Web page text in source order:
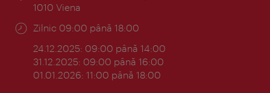
1010 Viena
Program:
Zilnic 09:00 până 18:00
24.12.2025: 09:00 până 14:00
31.12.2025: 09:00 până 16:00
01.01.2026: 11:00 până 18:00